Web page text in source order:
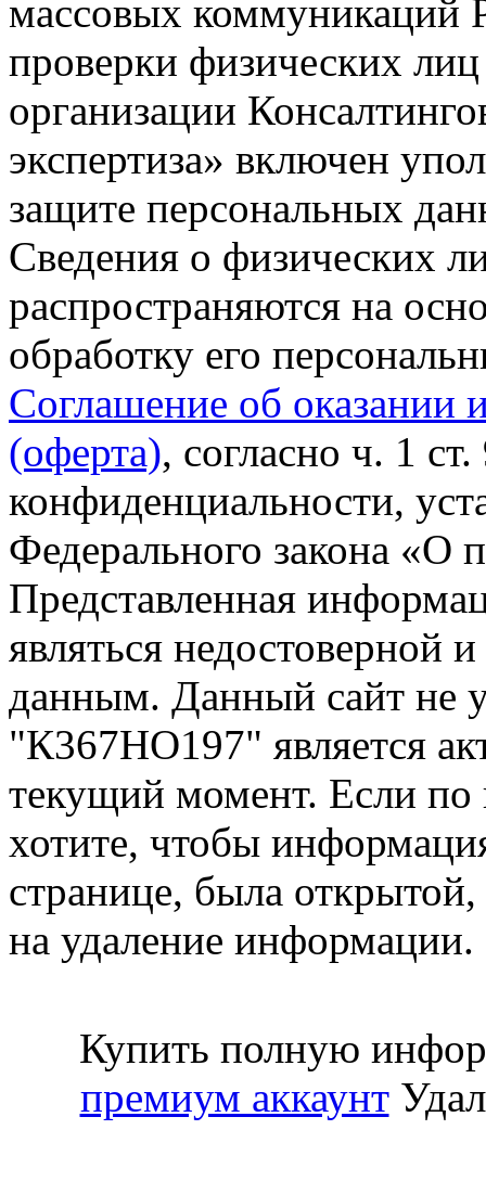
массовых коммуникаций
проверки физических
организации
экспертиза» включен
защите персональных
Сведения о физических
распространяются на
обработку его
Соглашение об оказании
(оферта), согласно ч. 1
конфиденциальности,
Федерального закона «О
Представленная
являться недостоверной
данным. Данный сайт не
"К367НО197" является
текущий момент. Если
хотите, чтобы
странице, была открытой,
на удаление информации.
Купить полную
премиум аккаунт